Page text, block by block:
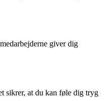
giver dig
sikrer, at du kan føle dig tryg